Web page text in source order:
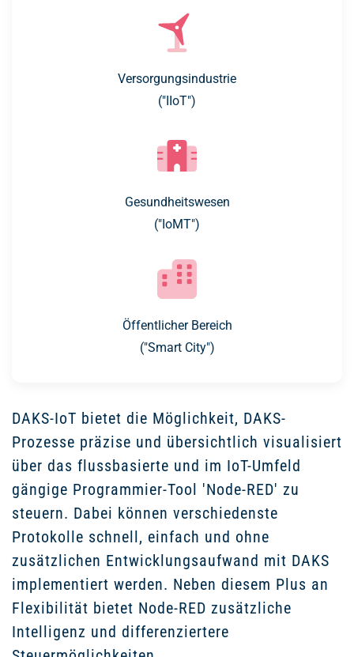
Versorgungsindustrie
("IIoT")
Gesundheitswesen
("IoMT")
Öffentlicher Bereich
("Smart City")
DAKS-IoT bietet die Möglichkeit, DAKS-
Prozesse präzise und übersichtlich visualisiert
über das flussbasierte und im IoT-Umfeld
gängige Programmier-Tool 'Node-RED' zu
steuern. Dabei können verschiedenste
Protokolle schnell, einfach und ohne
zusätzlichen Entwicklungsaufwand mit DAKS
implementiert werden. Neben diesem Plus an
Flexibilität bietet Node-RED zusätzliche
Intelligenz und differenziertere